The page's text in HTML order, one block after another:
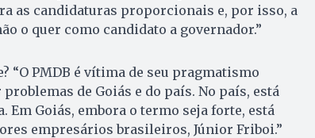
as candidaturas proporcionais e, por isso, a
o quer como candidato a governador.”
“O PMDB é vítima de seu pragmatismo
de Goiás e do país. No país, está
Goiás, embora o termo seja forte, está
empresários brasileiros, Júnior Friboi.”